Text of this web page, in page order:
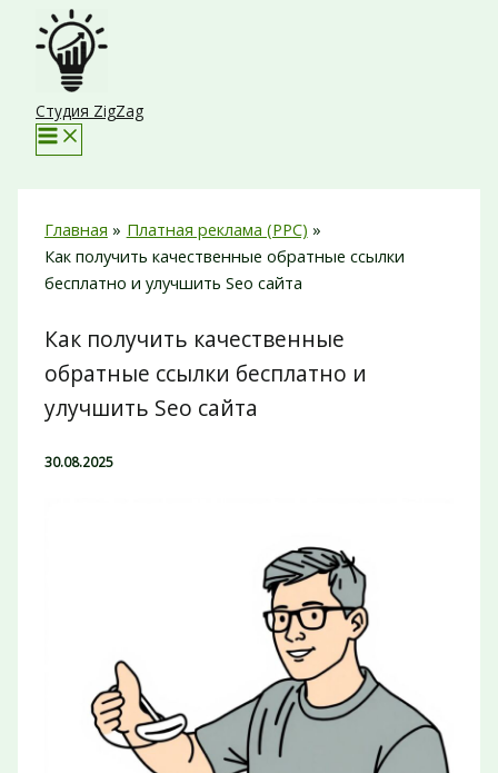
Перейти
содержимому
Студия ZigZag
Главная
Платная реклама (PPC)
Как получить качественные обратные ссылки
бесплатно и улучшить Seo сайта
Как получить качественные
обратные ссылки бесплатно и
улучшить Seo сайта
30.08.2025